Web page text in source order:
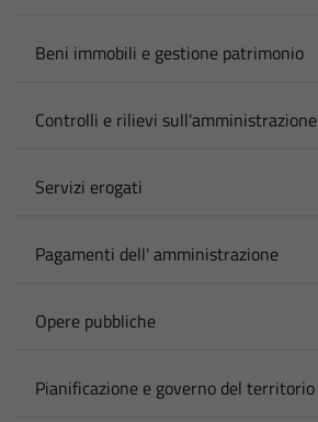
Beni immobili e gestione patrimonio
Controlli e rilievi sull'amministrazione
Servizi erogati
Pagamenti dell' amministrazione
Opere pubbliche
Pianificazione e governo del territorio